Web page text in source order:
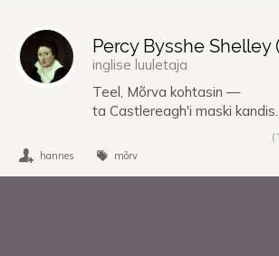
Percy Bysshe Shelley (
inglise luuletaja
Teel, Mõrva kohtasin —
ta Castlereagh'i maski kandis.
hannes mõrv